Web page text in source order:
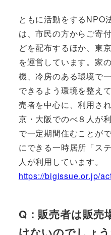
ともに活動をする
は、市民の方からご寄
どを配布するほか、東
を運営しています。家
機、冷房のある環境で
できるよう環境を整え
売者を中心に、利用さ
京・大阪でのべ８人が
で一定期間住むことが
にできる一時居所「ス
人が利用しています。
https://bigissue.or.jp/
Q：販売者は販売